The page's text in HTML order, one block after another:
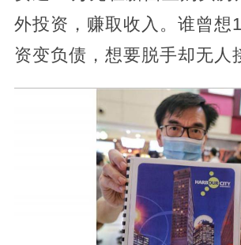
外投资，赚取收入。谁曾想
资变负债，想要脱手却无人